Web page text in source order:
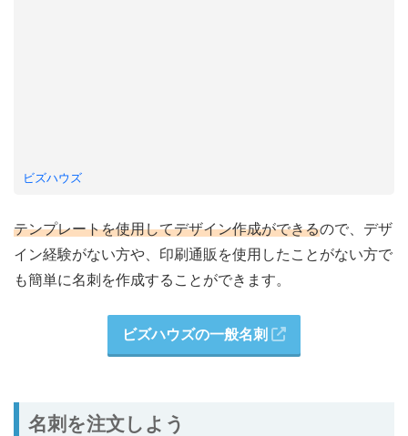
ビズハウズ
テンプレートを使用してデザイン作成ができるので、デザ
イン経験がない方や、印刷通販を使用したことがない方で
も簡単に名刺を作成することができます。
ビズハウズの一般名刺
名刺を注文しよう